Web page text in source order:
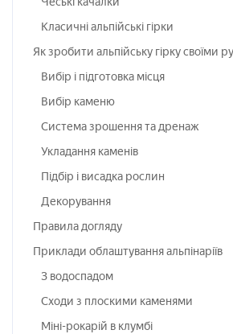
Класичні альпійські гірки
Як зробити альпійську гірку своїми
Вибір і підготовка місця
Вибір каменю
Система зрошення та дренаж
Укладання каменів
Підбір і висадка рослин
Декорування
Правила догляду
Приклади облаштування альпінаріїв
З водоспадом
Сходи з плоскими каменями
Міні-рокарій в клумбі